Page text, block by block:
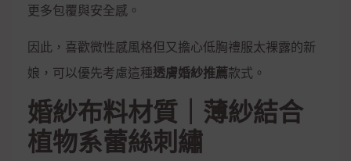
更多包覆與安全感。
因此，喜歡微性感風格但又擔心低胸禮服太裸露的新
娘，可以優先考慮這種透膚婚紗推薦款式。
婚紗布料材質｜薄紗結合
植物系蕾絲刺繡